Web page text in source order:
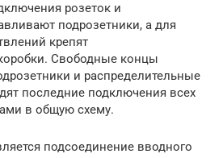
розеток и
подрозетники, а для
крепят
Свободные концы
и распределительные
последние подключения всех
в общую схему.
подсоединение вводного